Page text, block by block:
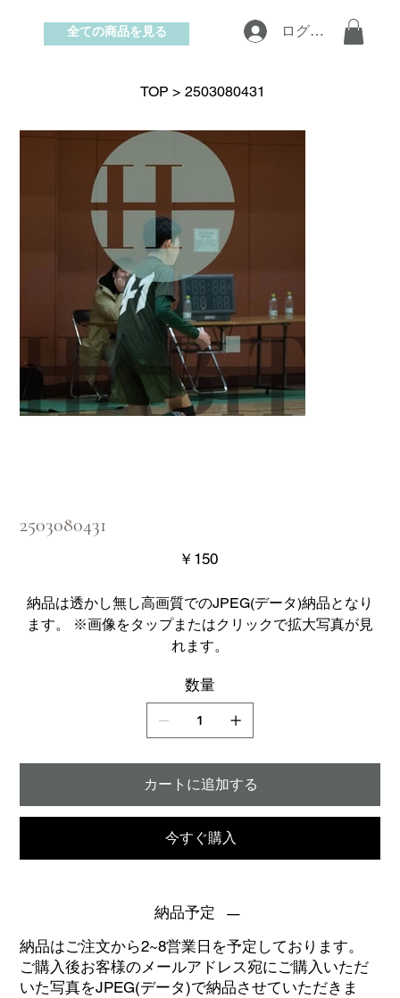
お問い合わせ
ログイン
全ての商品を見る
TOP > 2503080431
2503080431
価
格
￥150
納品は透かし無し高画質でのJPEG(データ)納品となり
ます。 ※画像をタップまたはクリックで拡大写真が見
れます。
数量
カートに追加する
今すぐ購入
納品予定
納品はご注文から2~8営業日を予定しております。
ご購入後お客様のメールアドレス宛にご購入いただ
いた写真をJPEG(データ)で納品させていただきま